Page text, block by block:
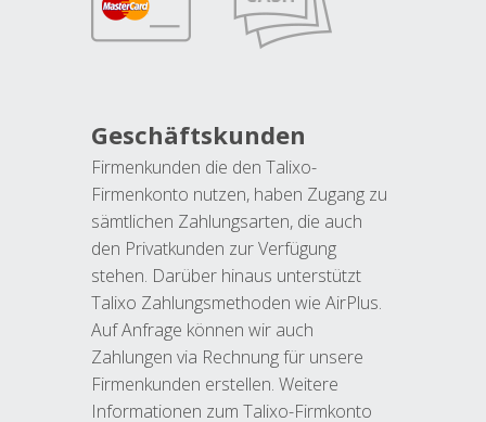
Geschäftskunden
Firmenkunden die den Talixo-
Firmenkonto nutzen, haben Zugang zu
sämtlichen Zahlungsarten, die auch
den Privatkunden zur Verfügung
stehen. Darüber hinaus unterstützt
Talixo Zahlungsmethoden wie AirPlus.
Auf Anfrage können wir auch
Zahlungen via Rechnung für unsere
Firmenkunden erstellen. Weitere
Informationen zum Talixo-Firmkonto